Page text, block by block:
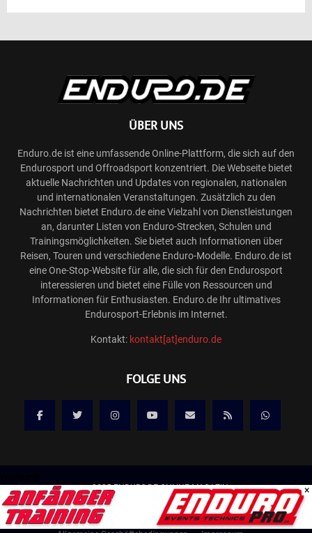
ÜBER UNS
Enduro.de ist eine umfassende Online-Plattform, die sich auf den
Endurosport und Offroadsport konzentriert. Die Webseite bietet
aktuelle Nachrichten und Updates von regionalen, nationalen
und internationalen Veranstaltungen. Zusätzlich zu den
Nachrichten bietet Enduro.de eine Vielzahl von Dienstleistungen
an, darunter Listen von Enduro-Strecken, Schulen und
Trainingsmöglichkeiten. Sie bietet auch Informationen über
Reisen, Touren und verschiedene Enduro-Modelle. Enduro.de ist
eine One-Stop-Website für alle, die sich für den Endurosport
interessieren und bietet eine Fülle von Ressourcen und
Informationen für Enthusiasten. Enduro.de Ihr ultimatives
Endurosport-Erlebnis im Internet.
Kontakt: kontakt[at]enduro.de
FOLGE UNS
@2025 ENDURO.DE ONLINE MAGAZIN
Kontakt
Mediadaten/Werbung
×